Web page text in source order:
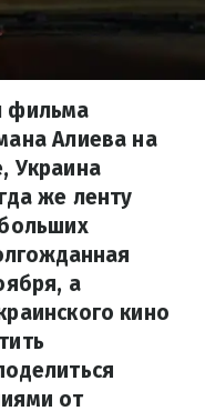
фильма
Алиева на
Украина
же ленту
а
кино
от